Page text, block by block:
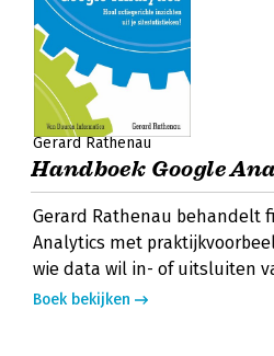
Gerard Rathenau
Handboek Google
Gerard Rathenau behandelt
Analytics met
wie data wil in- of uitsluiten
Boek bekijken